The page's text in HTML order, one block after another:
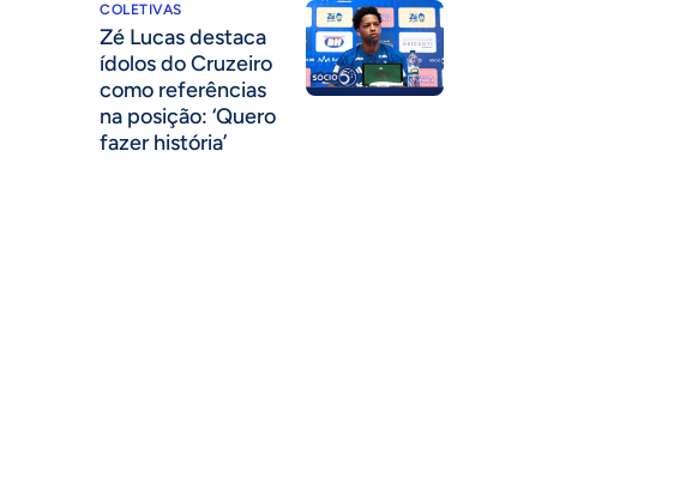
COLETIVAS
Zé Lucas destaca
ídolos do Cruzeiro
como referências
na posição: ‘Quero
fazer história’